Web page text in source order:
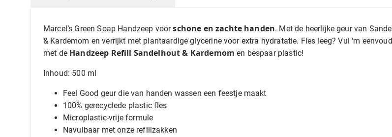
Marcel’s Green Soap Handzeep voorschone en zachte handen. Met de heerlijke geur van
& Kardemom en verrijkt met plantaardige glycerine voor extra hydratatie. Fles leeg? Vul ‘m
met de Handzeep Refill Sandelhout & Kardemom en bespaar plastic!
Inhoud: 500 ml
Feel Good geur die van handen wassen een feestje maakt
100% gerecyclede plastic fles
Microplastic-vrije formule
Navulbaar met onze refillzakken